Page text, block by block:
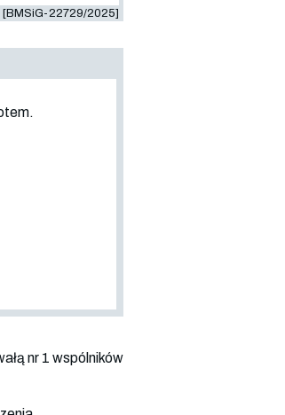
[BMSiG-22729/2025]
nr 1 wspólników